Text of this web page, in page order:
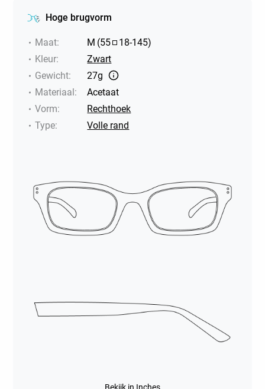
Hoge brugvorm
Maat: M (55 18-145)
Kleur:
Zwart
Gewicht:
27g
Materiaal:
Acetaat
Vorm:
Rechthoek
Type: Volle rand